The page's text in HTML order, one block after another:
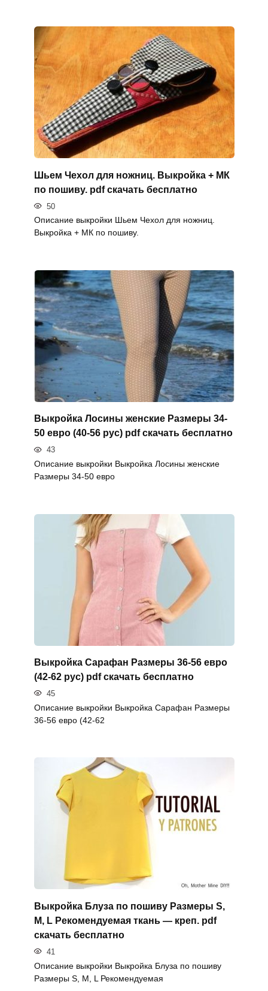
Шьем Чехол для ножниц. Выкройка + МК
по пошиву. pdf скачать бесплатно
50
Описание выкройки Шьем Чехол для ножниц.
Выкройка + МК по пошиву.
Выкройка Лосины женские Размеры 34-
50 евро (40-56 рус) pdf скачать бесплатно
43
Описание выкройки Выкройка Лосины женские
Размеры 34-50 евро
Выкройка Сарафан Размеры 36-56 евро
(42-62 рус) pdf скачать бесплатно
45
Описание выкройки Выкройка Сарафан Размеры
36-56 евро (42-62
Выкройка Блуза по пошиву Размеры S,
M, L Рекомендуемая ткань — креп. pdf
скачать бесплатно
41
Описание выкройки Выкройка Блуза по пошиву
Размеры S, M, L Рекомендуемая